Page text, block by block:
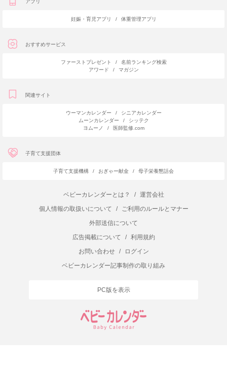
アプリ
妊娠・育児アプリ / 体重管理アプリ
おすすめサービス
ファーストプレゼント /
名前ランキング検索
アワード
/ マガジン
関連サイト
ウーマンカレンダー /
シニアカレンダー
ムーンカレンダー
/
シッテク
ヨムーノ
/ 医師監修.com
子育て支援団体
子育て支援機構 / おぎゃー献金 / 母子栄養懇話会
ベビーカレンダーとは？ /
運営会社
個人情報の取扱いについて
/
ご利用のルールとマナー
外部送信について
広告掲載について
/
利用規約
お問い合わせ
/
ログイン
ベビーカレンダー記事制作の取り組み
PC版を表示